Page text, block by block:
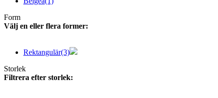
Form
Välj en eller flera former:
Rektangulär(3)
Storlek
Filtrera efter storlek: